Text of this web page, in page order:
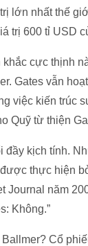
lớn nhất thế
trị 600 tỉ USD
khắc cực thịnh
Gates vẫn
việc kiến trúc
Quỹ từ thiện
kịch tính.
thực hiện
Journal năm
Không.”
Cổ